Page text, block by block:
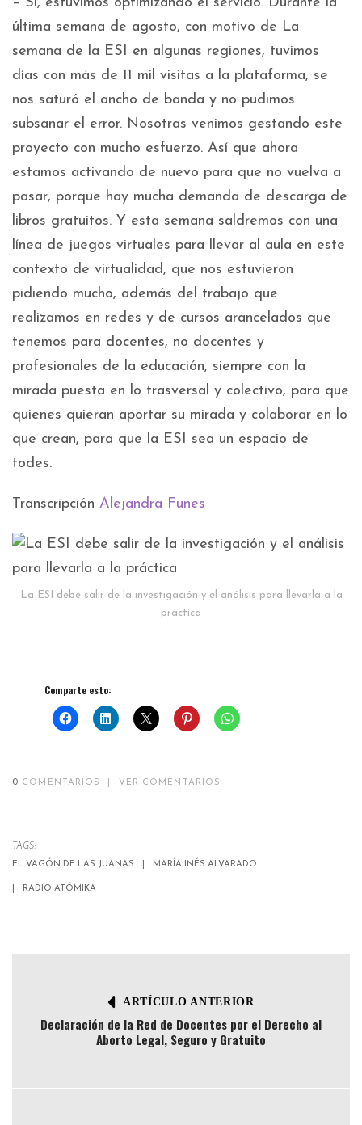
última semana de agosto, con motivo de La
semana de la ESI en algunas regiones, tuvimos
días con más de 11 mil visitas a la plataforma, se
nos saturó el ancho de banda y no pudimos
subsanar el error. Nosotras venimos gestando este
proyecto con mucho esfuerzo. Así que ahora
estamos activando de nuevo para que no vuelva a
pasar, porque hay mucha demanda de descarga de
libros gratuitos. Y esta semana saldremos con una
línea de juegos virtuales para llevar al aula en este
contexto de virtualidad, que nos estuvieron
pidiendo mucho, además del trabajo que
realizamos en redes y de cursos arancelados que
tenemos para docentes, no docentes y
profesionales de la educación, siempre con la
mirada puesta en lo trasversal y colectivo, para que
quienes quieran aportar su mirada y colaborar en lo
que crean, para que la ESI sea un espacio de
todes.
Transcripción Alejandra Funes
La ESI debe salir de la investigación y el análisis para llevarla a la
práctica
Comparte esto:
0 COMENTARIOS VER COMENTARIOS
TAGS:
EL VAGÓN DE LAS JUANAS
MARÍA INÉS ALVARADO
RADIO ATÓMIKA
ARTÍCULO ANTERIOR
Declaración de la Red de Docentes por el Derecho al
Aborto Legal, Seguro y Gratuito